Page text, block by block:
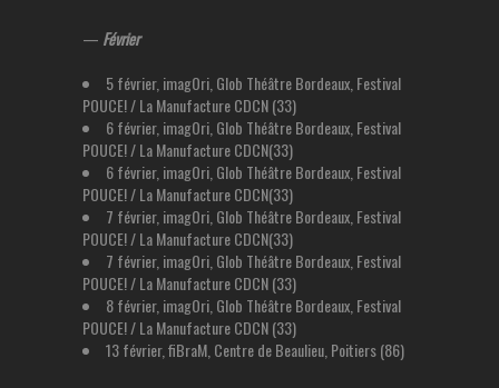
— Février
5 février, imagOri, Glob Théâtre Bordeaux, Festival
POUCE! / La Manufacture CDCN (33)
6 février, imagOri, Glob Théâtre Bordeaux, Festival
POUCE! / La Manufacture CDCN(33)
6 février, imagOri, Glob Théâtre Bordeaux, Festival
POUCE! / La Manufacture CDCN(33)
7 février, imagOri, Glob Théâtre Bordeaux, Festival
POUCE! / La Manufacture CDCN(33)
7 février, imagOri, Glob Théâtre Bordeaux, Festival
POUCE! / La Manufacture CDCN (33)
8 février, imagOri, Glob Théâtre Bordeaux, Festival
POUCE! / La Manufacture CDCN (33)
13 février, fiBraM, Centre de Beaulieu, Poitiers (86)